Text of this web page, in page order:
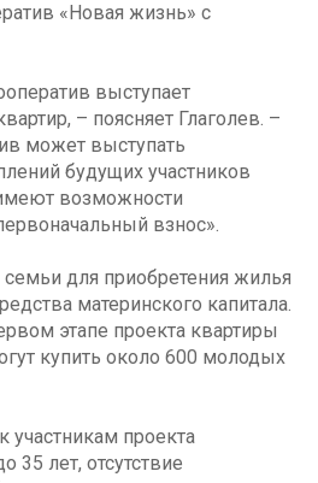
«Новая жизнь» с
выступает
– поясняет Глаголев. –
может выступать
будущих участников
возможности
взнос».
для приобретения жилья
материнского капитала.
этапе проекта квартиры
купить около 600 молодых
участникам проекта
35 лет, отсутствие